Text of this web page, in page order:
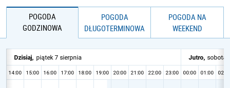
POGODA
GODZINOWA
POGODA
DŁUGOTERMINOWA
POGODA NA
WEEKEND